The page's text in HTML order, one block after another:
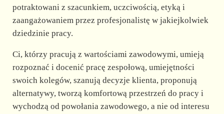
potraktowani z szacunkiem, uczciwością, etyką i
zaangażowaniem przez profesjonalistę w jakiejkolwiek
dziedzinie pracy.
Ci, którzy pracują z wartościami zawodowymi, umieją
rozpoznać i docenić pracę zespołową, umiejętności
swoich kolegów, szanują decyzje klienta, proponują
alternatywy, tworzą komfortową przestrzeń do pracy i
wychodzą od powołania zawodowego, a nie od interesu